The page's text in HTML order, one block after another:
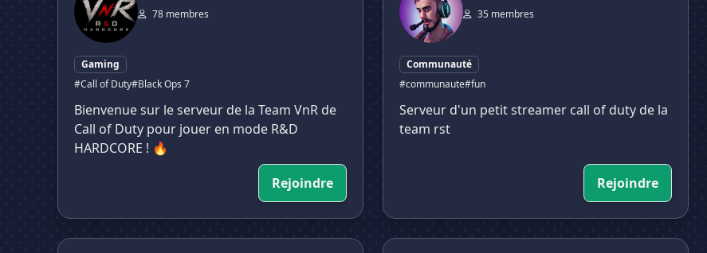
78 membres
Gaming
#Call of Duty#Black Ops 7
Bienvenue sur le serveur de la Team VnR de
Call of Duty pour jouer en mode R&D
HARDCORE ! 🔥
Rejoindre
35 membres
Communauté
#communaute#fun
Serveur d'un petit streamer call of duty de la
team rst
Rejoindre
🟢🎮 Delta Force & COD: QG Fr 🎮🟠 ad